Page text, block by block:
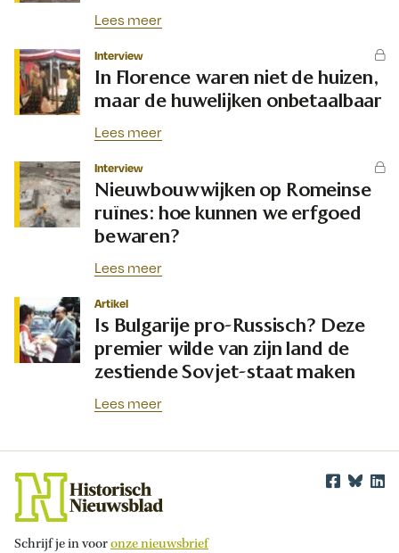
Lees meer
Interview
In Florence waren niet de huizen,
maar de huwelijken onbetaalbaar
Lees meer
Interview
Nieuwbouwwijken op Romeinse
ruïnes: hoe kunnen we erfgoed
bewaren?
Lees meer
Artikel
Is Bulgarije pro-Russisch? Deze
premier wilde van zijn land de
zestiende Sovjet-staat maken
Lees meer
Schrijf je in vooronze nieuwsbrief